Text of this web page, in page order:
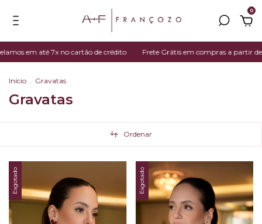
0
em até 7x no cartão de crédito Frete Grátis em compras a partir de
Início . Gravatas
Gravatas
Ordenar
Esgotado Esgotado